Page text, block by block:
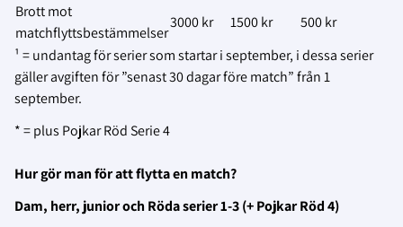
Brott mot
matchflyttsbestämmelser
3000 kr 1500 kr
500 kr
¹ = undantag för serier som startar i september, i dessa serier
gäller avgiften för ”senast 30 dagar före match” från 1
september.
* = plus Pojkar Röd Serie 4
Hur gör man för att flytta en match?
Dam, herr, junior och Röda serier 1-3 (+ Pojkar Röd 4)